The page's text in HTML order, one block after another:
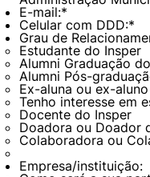
E-mail:*
Celular com DDD:*
Grau de
Estudante do Insper
Alumni Graduação
Alumni Pós-
Ex-aluna ou ex-
Tenho interesse em
Docente do Insper
Doadora ou Doador
Colaboradora ou
Empresa/instituição: